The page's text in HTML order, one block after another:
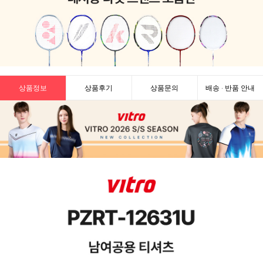
상품정보 상품후기 상품문의 배송 · 반품 안내